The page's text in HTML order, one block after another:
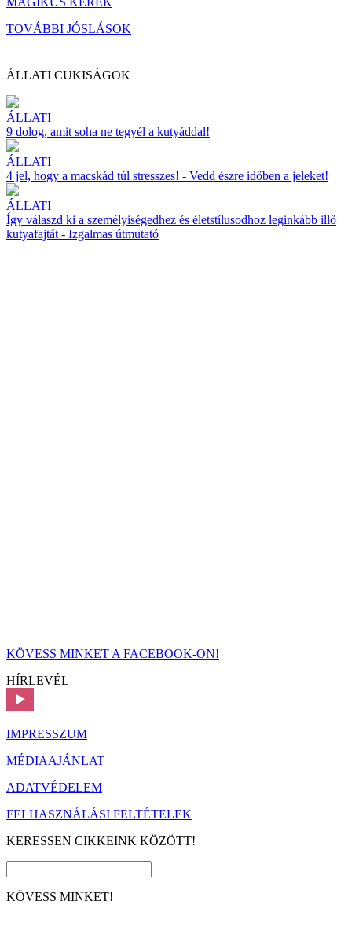
TOVÁBBI JÓSLÁSOK
ÁLLATI CUKISÁGOK
ÁLLATI
9 dolog, amit soha ne tegyél a kutyáddal!
ÁLLATI
4 jel, hogy a macskád túl stresszes! - Vedd észre időben a jeleket!
ÁLLATI
Így válaszd ki a személyiségedhez és életstílusodhoz leginkább illő
kutyafajtát - Izgalmas útmutató
KÖVESS MINKET A FACEBOOK-ON!
HÍRLEVÉL
IMPRESSZUM
MÉDIAAJÁNLAT
ADATVÉDELEM
FELHASZNÁLÁSI FELTÉTELEK
KERESSEN CIKKEINK KÖZÖTT!
KÖVESS MINKET!